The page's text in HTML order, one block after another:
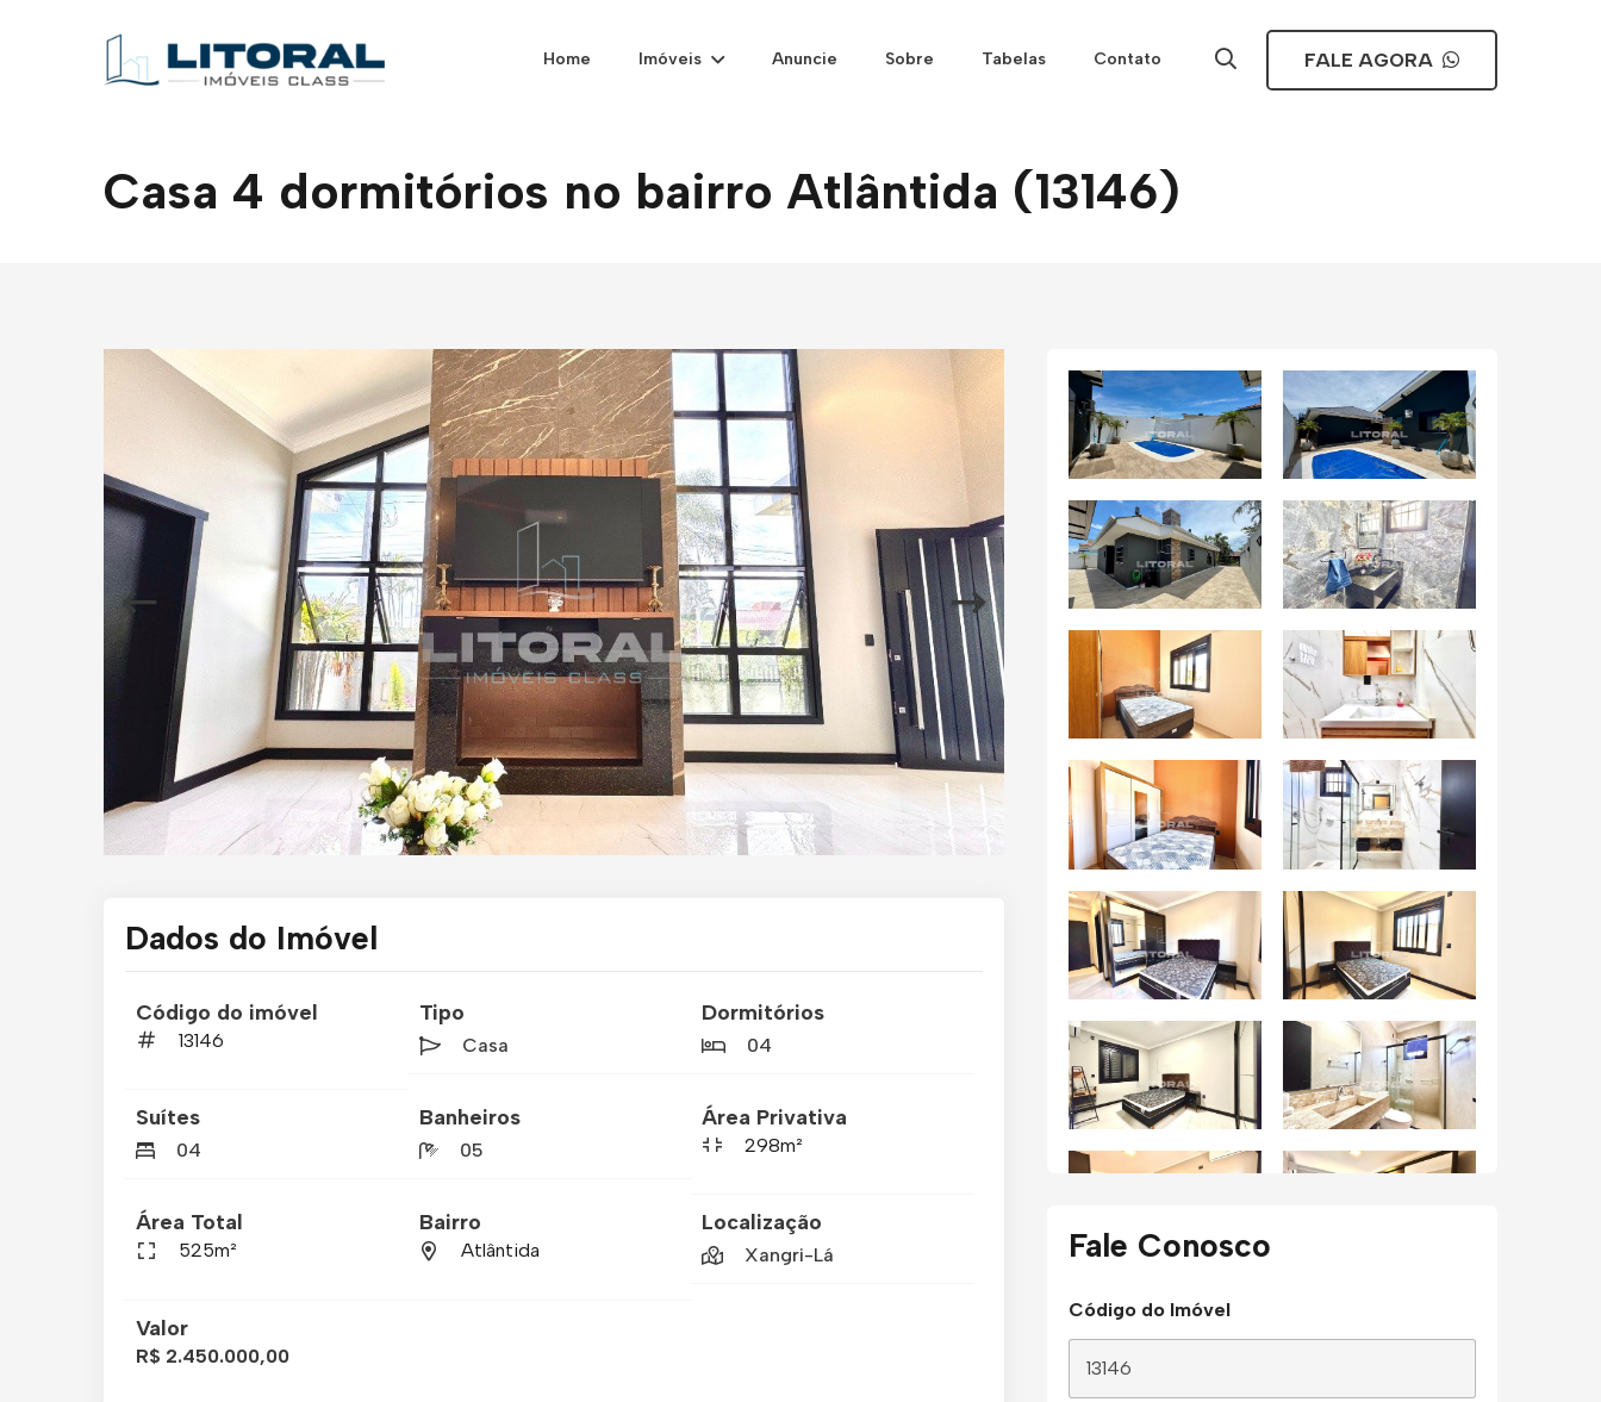
Home Imóveis Anuncie Sobre Tabelas Contato FALE AGORA
Casa 4 dormitórios no bairro Atlântida (13146)
Dados do Imóvel
Código do imóvel
13146
Tipo
Casa
Dormitórios
04
Suítes
04
Banheiros
05
Área Privativa
298m²
Área Total
525m²
Bairro
Atlântida
Localização
Xangri-Lá
Valor
R$ 2.450.000,00
Fale Conosco
Código do Imóvel